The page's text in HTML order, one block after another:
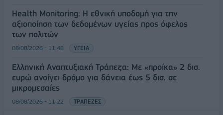
Health Monitoring: Η εθνική υποδομή για την
αξιοποίηση των δεδομένων υγείας προς όφελος
των πολιτών
08/08/2026 - 11:48 ΥΓΕΙΑ
Ελληνική Αναπτυξιακή Τράπεζα: Με «προίκα» 2 δισ.
ευρώ ανοίγει δρόμο για δάνεια έως 5 δισ. σε
μικρομεσαίες
08/08/2026 - 11:22 ΤΡΑΠΕΖΕΣ